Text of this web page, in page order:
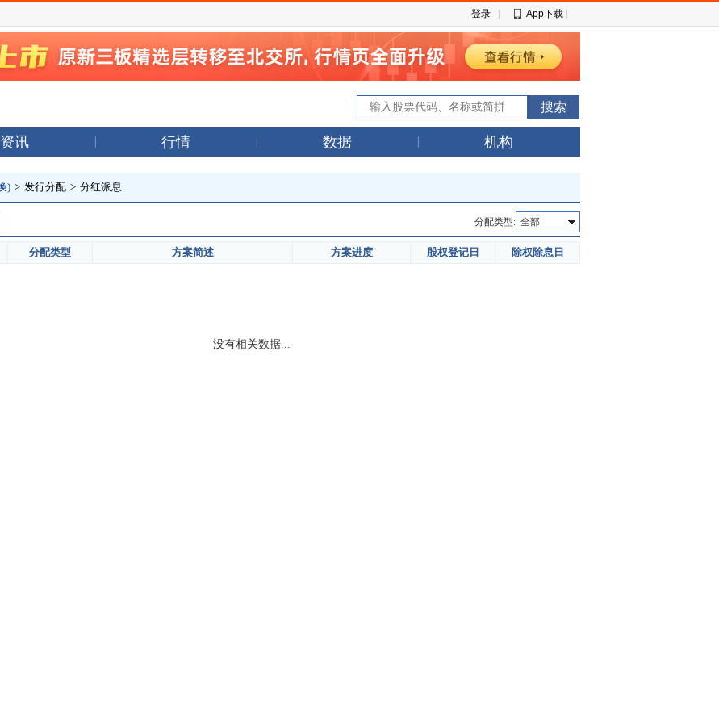
登录 App下载
资讯 行情 数据 机构
) > 发行分配 > 分红派息
分配类型: 全部
分配类型 方案简述 方案进度 股权登记日 除权除息日
没有相关数据...